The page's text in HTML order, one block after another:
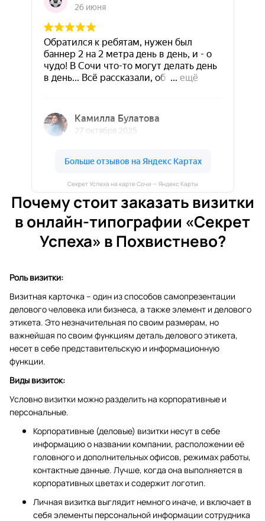
Секрет Успеха на карте Сочи — Яндекс Карты
Почему стоит заказать визитки
в онлайн-типографии «Секрет
Успеха» в Похвистнево?
Роль визитки:
Визитная карточка – один из способов самопрезентации
делового человека или бизнеса, а также элемент и делового
этикета. Это незначительная по своим размерам, но
важнейшая по своим функциям деталь делового этикета,
несет в себе представительскую и информационную
функции.
Виды визиток:
Условно визитки можно разделить на корпоративные и
персональные.
Корпоративные (деловые) визитки несут в себе
информацию о названии компании, расположении её
головного и дополнительных офисов, режимах работы,
контактные данные. Лучше, когда она выполняется в
корпоративных цветах и содержит логотип.
Личная визитка выглядит немного иначе, и включает в
себя элементы персональной информации сотрудника